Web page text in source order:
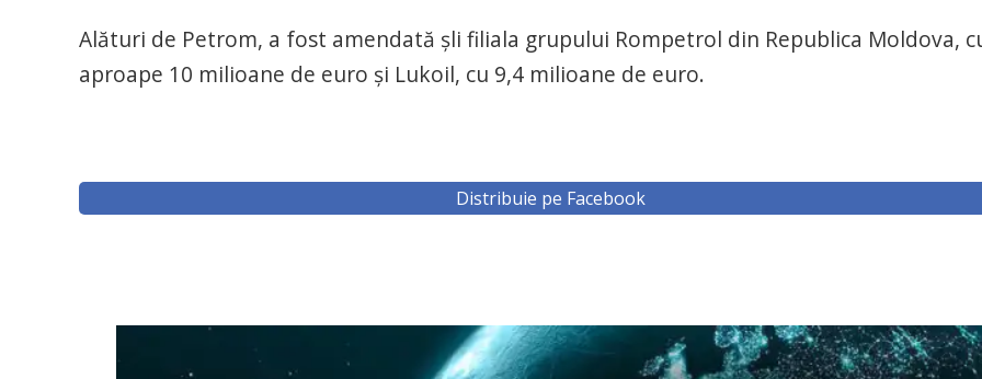
Alături de Petrom, a fost amendată șli filiala grupului Rompetrol din Republica Moldova,
aproape 10 milioane de euro și Lukoil, cu 9,4 milioane de euro.
Distribuie pe Facebook